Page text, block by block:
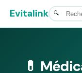
Evitalink
💊